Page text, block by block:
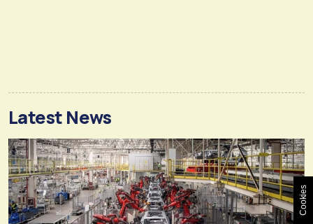
Latest News
Cookies